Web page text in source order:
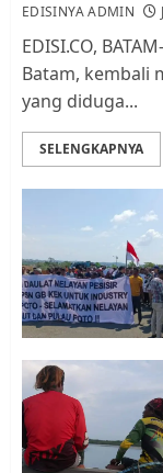
4
EDISINYA ADMIN
EDISI.CO,
Batam, kembali
yang diduga...
SELENGKAPNYA